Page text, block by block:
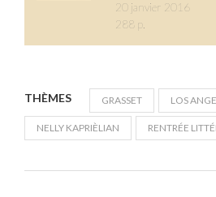
20 janvier 2016
288 p.
THÈMES GRASSET LOS
NELLY KAPRIÈLIAN RENTRÉE